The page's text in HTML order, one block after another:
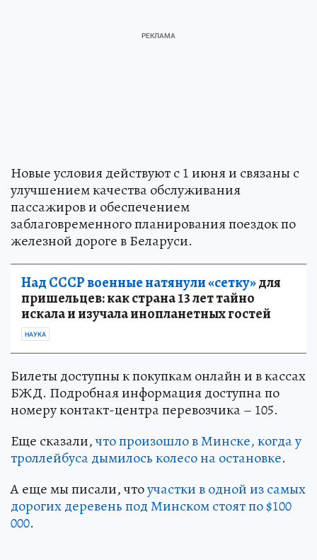
Новые условия действуют с 1 июня и связаны с
улучшением качества обслуживания
пассажиров и обеспечением
заблаговременного планирования поездок по
железной дороге в Беларуси.
Над СССР военные натянули «сетку»для
пришельцев: как страна 13 лет тайно
искала и изучала инопланетных гостей
НАУКА
Билеты доступны к покупкам онлайн и в кассах
БЖД. Подробная информация доступна по
номеру контакт-центра перевозчика – 105.
Еще сказали,что произошло в Минске, когда у
троллейбуса дымилось колесо на остановке.
А еще мы писали, чтоучастки в одной из самых
дорогих деревень под Минском стоят по $100
000.